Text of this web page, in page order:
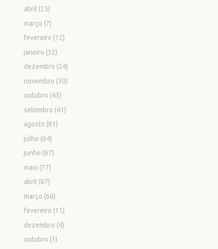
abril (25)
março (7)
fevereiro (12)
janeiro (32)
dezembro (24)
novembro (30)
outubro (43)
setembro (41)
agosto (81)
julho (64)
junho (67)
maio (77)
abril (87)
março (66)
fevereiro (11)
dezembro (4)
outubro (1)